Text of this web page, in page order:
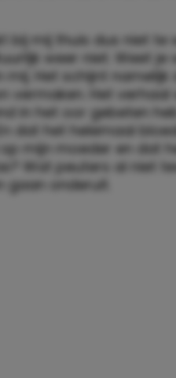
bij mij thuis dus niet
weer niet. Weet je
mij. Het schijnt
vermaken. Het
in het oor gebeten
dat het helemaal
mijn moeder en dat
Wat peuters al niet
gaan onderuit.